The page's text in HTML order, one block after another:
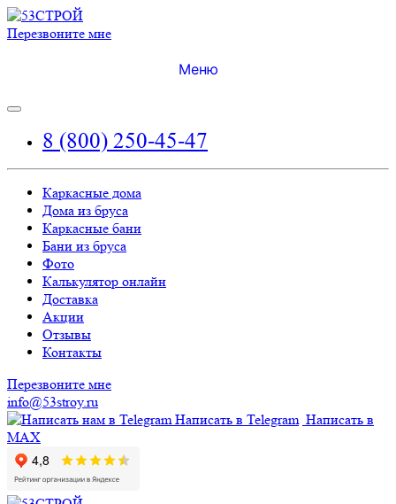
Перезвоните мне
Меню
8 (800) 250-45-47
Каркасные дома
Дома из бруса
Каркасные бани
Бани из бруса
Фото
Калькулятор онлайн
Доставка
Акции
Отзывы
Контакты
Перезвоните мне
info@53stroy.ru
Написать в Telegram Написать в
MAX